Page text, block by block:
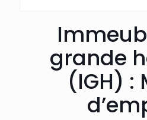
grande
(IGH) :